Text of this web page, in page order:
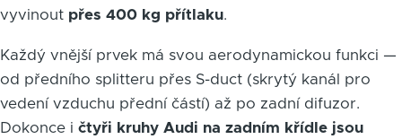
vyvinout přes 400 kg přítlaku.
Každý vnější prvek má svou aerodynamickou funkci —
od předního splitteru přes S-duct (skrytý kanál pro
vedení vzduchu přední částí) až po zadní difuzor.
Dokonce i čtyři kruhy Audi na zadním křídle jsou